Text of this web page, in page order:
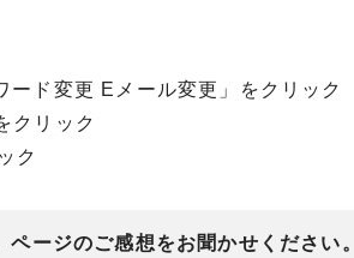
ド変更 Eメール変更」をクリック
クリック
ク
ージのご感想をお聞かせください。